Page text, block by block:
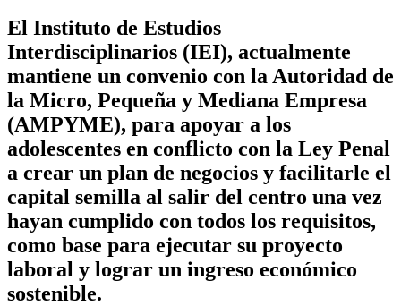
El Instituto de Estudios
Interdisciplinarios (IEI), actualmente
mantiene un convenio con la Autoridad de
la Micro, Pequeña y Mediana Empresa
(AMPYME), para apoyar a los
adolescentes en conflicto con la Ley Penal
a crear un plan de negocios y facilitarle el
capital semilla al salir del centro una vez
hayan cumplido con todos los requisitos,
como base para ejecutar su proyecto
laboral y lograr un ingreso económico
sostenible.